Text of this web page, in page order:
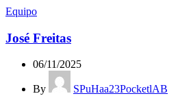
Equipo
José Freitas
06/11/2025
By
SPuHaa23PocketlAB